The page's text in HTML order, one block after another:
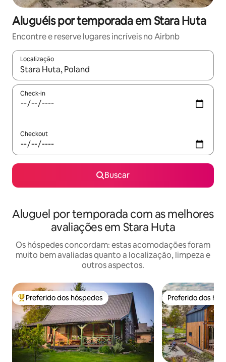
Aluguéis por temporada em Stara Huta
Encontre e reserve lugares incríveis no Airbnb
Localização
Quando os resultados estiverem disponíveis, explore-os
Check-in
Checkout
Buscar
Aluguel por temporada com as melhores
avaliações em Stara Huta
Os hóspedes concordam: estas acomodações foram
muito bem avaliadas quanto a localização, limpeza e
outros aspectos.
Entre os melhores preferidos dos hóspedes
Preferido dos hóspedes Preferido dos
Preferido dos